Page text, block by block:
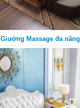
Giưởng Massage đa năng